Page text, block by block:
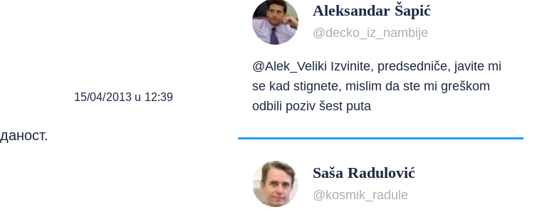
15/04/2013 u 12:39
Aleksandar Šapić
@decko_iz_nambije
@Alek_Veliki Izvinite, predsedniče, javite mi
se kad stignete, mislim da ste mi greškom
odbili poziv šest puta
Saša Radulović
@kosmik_radule